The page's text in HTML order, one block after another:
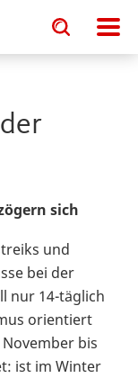
Toggle
search
input
Toggle
search
input
sich
und
bei der
nur 14-täglich
orientiert
bis
ist im Winter